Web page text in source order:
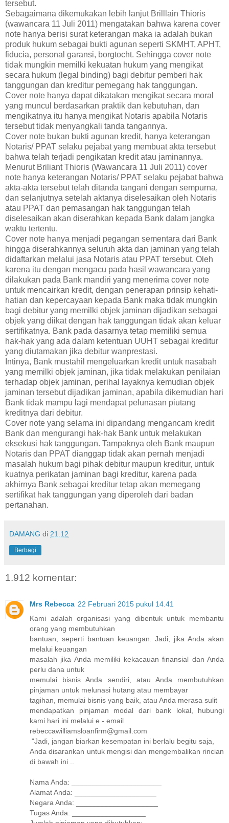
tersebut.
Sebagaimana dikemukakan lebih lanjut Brilllain Thioris
(wawancara 11 Juli 2011) mengatakan bahwa karena cover
note hanya berisi surat keterangan maka ia adalah bukan
produk hukum sebagai bukti agunan seperti SKMHT, APHT,
fiducia, personal garansi, borgtocht. Sehingga cover note
tidak mungkin memilki kekuatan hukum yang mengikat
secara hukum (legal binding) bagi debitur pemberi hak
tanggungan dan kreditur pemegang hak tanggungan.
Cover note hanya dapat dikatakan mengikat secara moral
yang muncul berdasarkan praktik dan kebutuhan, dan
mengikatnya itu hanya mengikat Notaris apabila Notaris
tersebut tidak menyangkali tanda tangannya.
Cover note bukan bukti agunan kredit, hanya keterangan
Notaris/ PPAT selaku pejabat yang membuat akta tersebut
bahwa telah terjadi pengikatan kredit atau jaminannya.
Menurut Briliant Thioris (Wawancara 11 Juli 2011) cover
note hanya keterangan Notaris/ PPAT selaku pejabat bahwa
akta-akta tersebut telah ditanda tangani dengan sempurna,
dan selanjutnya setelah aktanya diselesaikan oleh Notaris
atau PPAT dan pemasangan hak tanggungan telah
diselesaikan akan diserahkan kepada Bank dalam jangka
waktu tertentu.
Cover note hanya menjadi pegangan sementara dari Bank
hingga diserahkannya seluruh akta dan jaminan yang telah
didaftarkan melalui jasa Notaris atau PPAT tersebut. Oleh
karena itu dengan mengacu pada hasil wawancara yang
dilakukan pada Bank mandiri yang menerima cover note
untuk mencairkan kredit, dengan penerapan prinsip kehati-
hatian dan kepercayaan kepada Bank maka tidak mungkin
bagi debitur yang memilki objek jaminan dijadikan sebagai
objek yang diikat dengan hak tanggungan tidak akan keluar
sertifikatnya. Bank pada dasarnya tetap memiliki semua
hak-hak yang ada dalam ketentuan UUHT sebagai kreditur
yang diutamakan jika debitur wanprestasi.
Intinya, Bank mustahil mengeluarkan kredit untuk nasabah
yang memilki objek jaminan, jika tidak melakukan penilaian
terhadap objek jaminan, perihal layaknya kemudian objek
jaminan tersebut dijadikan jaminan, apabila dikemudian hari
Bank tidak mampu lagi mendapat pelunasan piutang
kreditnya dari debitur.
Cover note yang selama ini dipandang mengancam kredit
Bank dan mengurangi hak-hak Bank untuk melakukan
eksekusi hak tanggungan. Tampaknya oleh Bank maupun
Notaris dan PPAT dianggap tidak akan pernah menjadi
masalah hukum bagi pihak debitur maupun kreditur, untuk
kuatnya perikatan jaminan bagi kreditur, karena pada
akhirnya Bank sebagai kreditur tetap akan memegang
sertifikat hak tanggungan yang diperoleh dari badan
pertanahan.
DAMANG di 21.12
Berbagi
1.912 komentar:
Mrs Rebecca 22 Februari 2015 pukul 14.41
Kami adalah organisasi yang dibentuk untuk membantu
orang yang membutuhkan
bantuan, seperti bantuan keuangan. Jadi, jika Anda akan
melalui keuangan
masalah jika Anda memiliki kekacauan finansial dan Anda
perlu dana untuk
memulai bisnis Anda sendiri, atau Anda membutuhkan
pinjaman untuk melunasi hutang atau membayar
tagihan, memulai bisnis yang baik, atau Anda merasa sulit
mendapatkan pinjaman modal dari bank lokal, hubungi
kami hari ini melalui e - email
rebeccawilliamsloanfirm@gmail.com
"Jadi, jangan biarkan kesempatan ini berlalu begitu saja,
Anda disarankan untuk mengisi dan mengembalikan rincian
di bawah ini ..
Nama Anda: ______________________
Alamat Anda: ____________________
Negara Anda: ____________________
Tugas Anda: __________________